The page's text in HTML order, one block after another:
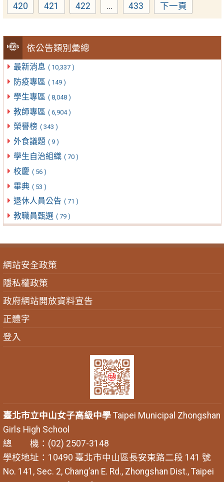
依公告類別彙總
最新消息 ( 10,337 )
防疫專區 ( 149 )
學生專區 ( 8,048 )
教師專區 ( 6,904 )
榮譽榜 ( 343 )
外食議題 ( 9 )
學生自治組織 ( 70 )
校慶 ( 56 )
畢典 ( 53 )
退休人員公告 ( 71 )
教職員甄選 ( 79 )
Page
420 Page
421 Page
422 ... Page
433 下一頁
網站安全政策
隱私權政策
政府網站開放資料宣告
正體字
登入
臺北市立中山女子高級中學Taipei Municipal Zhongshan
Girls High School
總 機：(02) 2507-3148
學校地址：10490 臺北市中山區長安東路二段 141 號
No. 141, Sec. 2, Chang’an E. Rd., Zhongshan Dist., Taipei